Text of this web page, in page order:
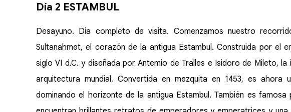
Día 2 ESTAMBUL
Desayuno. Día completo de visita. Comenzamos nuestro
Sultanahmet, el corazón de la antigua Estambul. Construida por el
siglo VI d.C. y diseñada por Antemio de Tralles e Isidoro de Mileto, la
arquitectura mundial. Convertida en mezquita en 1453, es ahora
dominando el horizonte de la antigua Estambul. También es